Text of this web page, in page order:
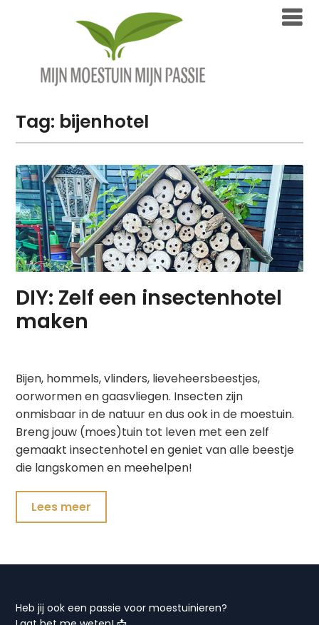
Tag: bijenhotel
DIY: Zelf een insectenhotel
maken
Bijen, hommels, vlinders, lieveheersbeestjes,
oorwormen en gaasvliegen. Insecten zijn
onmisbaar in de natuur en dus ook in de moestuin.
Breng jouw (moes)tuin tot leven met een zelf
gemaakt insectenhotel en geniet van alle beestje
die langskomen en meehelpen!
Lees meer
Heb jij ook een passie voor moestuinieren?